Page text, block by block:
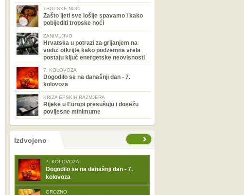
TROPSKE NOĆI
Zašto ljeti sve lošije spavamo i kako
pobijediti tropske noći
ZANIMLJIVO
Hrvatska u potrazi za grijanjem na
vodu: otkrijte kako podzemna vrela
postaju ključ energetske neovisnosti
7. KOLOVOZA
Dogodilo se na današnji dan - 7.
kolovoza
KRIZA EPSKIH RAZMJERA
Rijeke u Europi presušuju i dosežu
povijesne minimume
stranice
Izdvojeno
7. KOLOVOZA
Dogodilo se na današnji dan - 7.
kolovoza
GROZNO